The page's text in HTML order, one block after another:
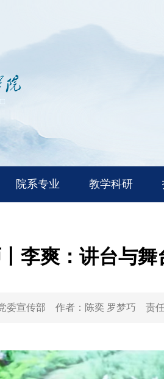
院系专业 教学科研
李爽：讲台与
委宣传部 作者： 陈奕 罗梦巧 责